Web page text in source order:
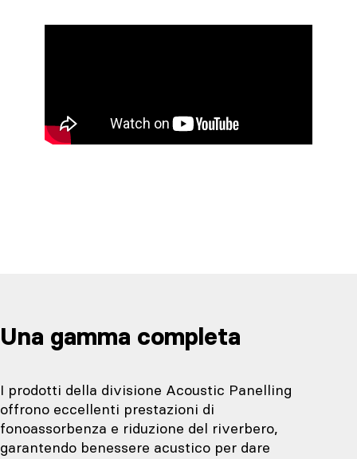
Una gamma completa
I prodotti della divisione Acoustic Panelling
offrono eccellenti prestazioni di
fonoassorbenza e riduzione del riverbero,
garantendo benessere acustico per dare